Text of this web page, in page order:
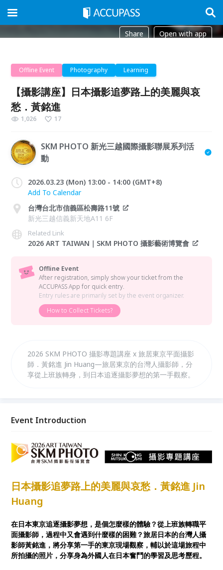
Share Open with app
Offline Event Photography Learning
【攝影講座】日本攝影追夢路上的美麗與哀
愁．黃銘進
1,026 17
SKM PHOTO 新光三越國際攝影聯展系列活
動
2026.03.23 (Mon) 13:00 - 14:00 (GMT+8)
Add To Calendar
台灣台北市信義區松壽路11號
新光三越信義新天地A11 6F
Related Link
2026 ART TAIWAN｜SKM PHOTO 攝影藝術博覽會
Offline Event
After registration, simply show your ticket from the
ACCUPASS App for quick entry.
Entry rules are primarily set by the event organizer.
How to Collect Tickets?
2026 SKM PHOTO 攝影專題講座 x 旅居東京平面攝影
師．黃銘進 Jin Huang—旅居東京的台灣人攝影師，分
享從上班族轉身，到日本追逐攝影夢想的第一手觀察。
Event Introduction
日本攝影追夢路上的美麗與哀愁．黃銘進 Jin
Huang
在日本東京追逐攝影夢想，是個怎麼樣的體驗？從上班族轉職平
面攝影師，過程中又會遇到什麼樣的困難？旅居日本的台灣人攝
影師黃銘進，將分享第一手的東京現場觀察，輔以於這場旅程中
所拍攝的照片，分享身為外國人在日本奮鬥的學習及思考歷程。